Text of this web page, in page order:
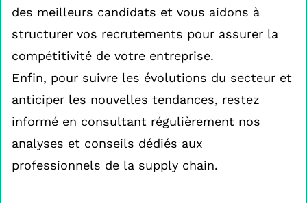
des meilleurs candidats et vous aidons à
structurer vos recrutements pour assurer la
compétitivité de votre entreprise.
Enfin, pour suivre les évolutions du secteur et
anticiper les nouvelles tendances, restez
informé en consultant régulièrement nos
analyses et conseils dédiés aux
professionnels de la supply chain.